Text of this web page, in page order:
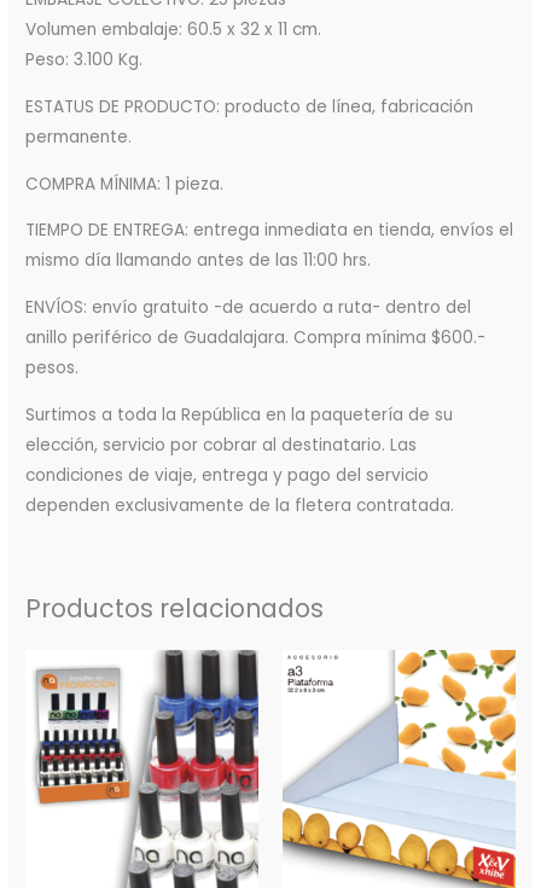
Volumen embalaje: 60.5 x 32 x 11 cm.
Peso: 3.100 Kg.
ESTATUS DE PRODUCTO: producto de línea, fabricación
permanente.
COMPRA MÍNIMA: 1 pieza.
TIEMPO DE ENTREGA: entrega inmediata en tienda, envíos el
mismo día llamando antes de las 11:00 hrs.
ENVÍOS: envío gratuito -de acuerdo a ruta- dentro del
anillo periférico de Guadalajara. Compra mínima $600.-
pesos.
Surtimos a toda la República en la paquetería de su
elección, servicio por cobrar al destinatario. Las
condiciones de viaje, entrega y pago del servicio
dependen exclusivamente de la fletera contratada.
Productos relacionados